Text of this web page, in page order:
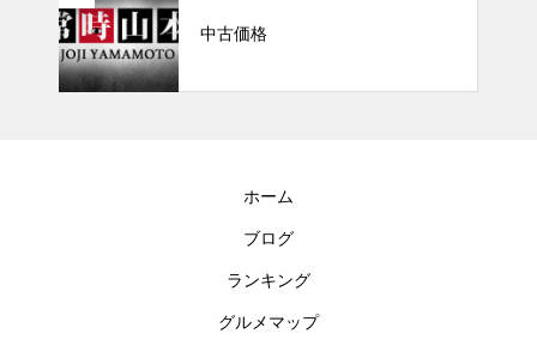
中古価格
ホーム
ブログ
ランキング
グルメマップ